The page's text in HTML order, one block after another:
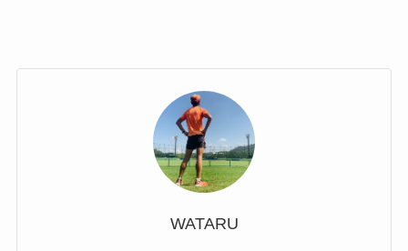
WATARU